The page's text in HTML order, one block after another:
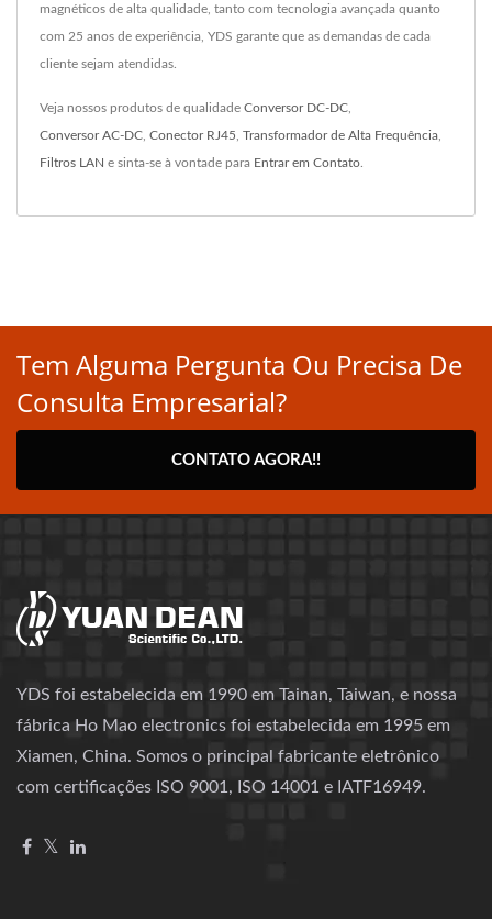
magnéticos de alta qualidade, tanto com tecnologia avançada quanto
com 25 anos de experiência, YDS garante que as demandas de cada
cliente sejam atendidas.
Veja nossos produtos de qualidade Conversor DC-DC
Conversor AC-DC Conector RJ45 Transformador de Alta Frequência
Filtros LAN e sinta-se à vontade para Entrar em Contato
Tem Alguma Pergunta Ou Precisa De
Consulta Empresarial?
CONTATO AGORA!!
YDS foi estabelecida em 1990 em Tainan, Taiwan, e nossa
fábrica Ho Mao electronics foi estabelecida em 1995 em
Xiamen, China. Somos o principal fabricante eletrônico
com certificações ISO 9001, ISO 14001 e IATF16949.